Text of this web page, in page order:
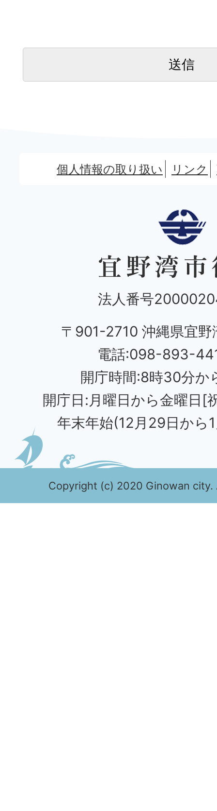
個人情報の取り扱い リンク
法人番号
〒901-2710 沖縄県宜野
電話:098-893-
開庁時間:8時30分か
開庁日:月曜日から金曜日[
年末年始(12月29日から
Copyright (c) 2020 Ginowan city.